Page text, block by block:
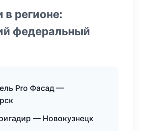
в регионе:
федеральный
Pro Фасад —
— Новокузнецк